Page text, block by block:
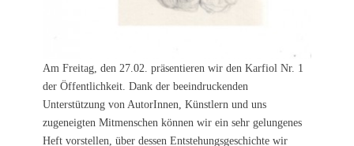
Am Freitag, den 27.02. präsentieren wir den Karfiol Nr. 1
der Öffentlichkeit. Dank der beeindruckenden
Unterstützung von AutorInnen, Künstlern und uns
zugeneigten Mitmenschen können wir ein sehr gelungenes
Heft vorstellen, über dessen Entstehungsgeschichte wir